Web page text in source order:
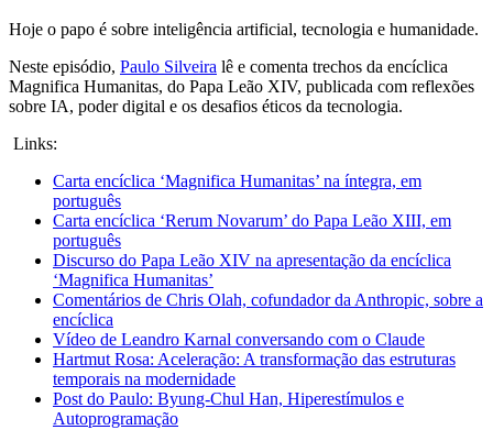
Hoje o papo é sobre inteligência artificial, tecnologia e humanidade.
Neste episódio, Paulo Silveira lê e comenta trechos da encíclica
Magnifica Humanitas, do Papa Leão XIV, publicada com reflexões
sobre IA, poder digital e os desafios éticos da tecnologia.
Links:
Carta encíclica ‘Magnifica Humanitas’ na íntegra, em
português
Carta encíclica ‘Rerum Novarum’ do Papa Leão XIII, em
português
Discurso do Papa Leão XIV na apresentação da encíclica
‘Magnifica Humanitas’
Comentários de Chris Olah, cofundador da Anthropic, sobre a
encíclica
Vídeo de Leandro Karnal conversando com o Claude
Hartmut Rosa: Aceleração: A transformação das estruturas
temporais na modernidade
Post do Paulo: Byung-Chul Han, Hiperestímulos e
Autoprogramação